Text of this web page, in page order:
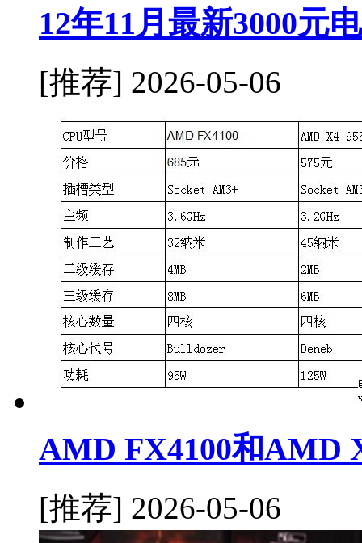
12年11月最新3000元
[推荐] 2026-05-06
AMD FX4100和AMD
[推荐] 2026-05-06